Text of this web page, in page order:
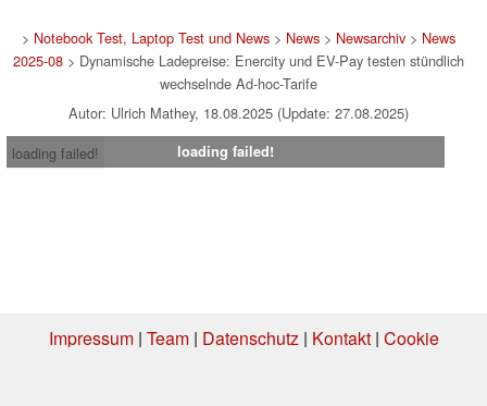
> Notebook Test, Laptop Test und News> News> Newsarchiv> News
2025-08> Dynamische Ladepreise: Enercity und EV-Pay testen stündlich
wechselnde Ad-hoc-Tarife
Autor: Ulrich Mathey, 18.08.2025 (Update: 27.08.2025)
loading failed!
loading failed!
Impressum| Team| Datenschutz| Kontakt| Cookie